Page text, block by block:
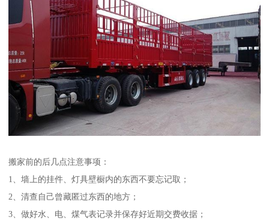
搬家前的后几点注意事项：
1、墙上的挂件、灯具壁橱内的东西不要忘记取；
2、清查自己曾藏匿过东西的地方；
3、做好水、电、煤气表记录并保存好近期交费收据；